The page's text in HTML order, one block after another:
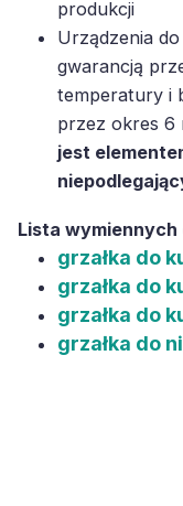
produkcji
Urządzenia
gwarancją
temperatury i
przez okres 6
jest
Lista
grzałka do
grzałka do
grzałka do
grzałka do